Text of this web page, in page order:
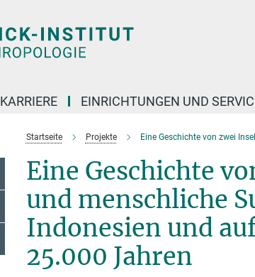
KARRIERE EINRICHTUNGEN UND
Startseite Projekte Eine Geschichte von zwei
Eine Geschichte
und menschliche
Indonesien und
25.000 Jahren